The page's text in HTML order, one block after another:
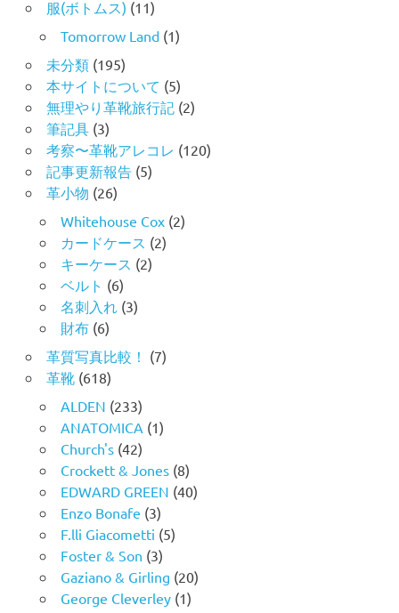
服(ボトムス) (11)
Tomorrow Land(1)
未分類(195)
本サイトについて (5)
無理やり革靴旅行記 (2)
筆記具(3)
考察〜革靴アレコレ (120)
記事更新報告(5)
革小物 (26)
Whitehouse Cox(2)
カードケース (2)
キーケース (2)
ベルト (6)
名刺入れ (3)
財布(6)
革質写真比較！ (7)
革靴(618)
ALDEN (233)
ANATOMICA (1)
Church's(42)
Crockett & Jones(8)
EDWARD GREEN (40)
Enzo Bonafe (3)
F.lli Giacometti (5)
Foster & Son (3)
Gaziano & Girling (20)
George Cleverley(1)